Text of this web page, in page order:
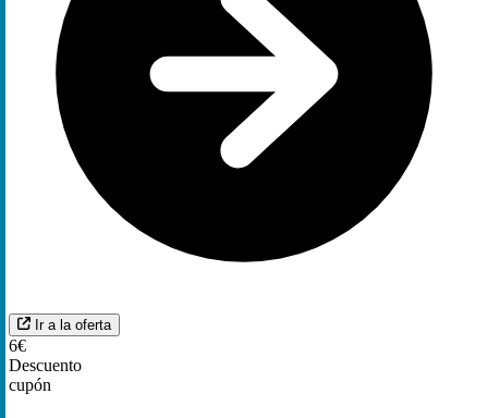
Ir a la oferta
6€
Descuento
cupón